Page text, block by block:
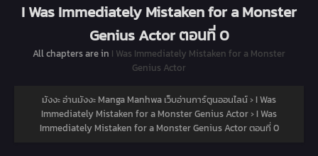
I Was Immediately Mistaken for a Monster
Genius Actor ตอนที่ 0
All chapters are in I Was Immediately Mistaken for a Monster
Genius Actor
มังงะ อ่านมังงะ Manga Manhwa เว็บอ่านการ์ตูนออนไลน์› I Was
Immediately Mistaken for a Monster Genius Actor› I Was
Immediately Mistaken for a Monster Genius Actor ตอนที่ 0